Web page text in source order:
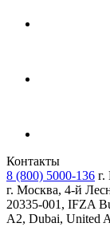
Контакты
8 (800) 5000-136 г.
г. Москва, 4-й
20335-001, IFZA
A2, Dubai, United